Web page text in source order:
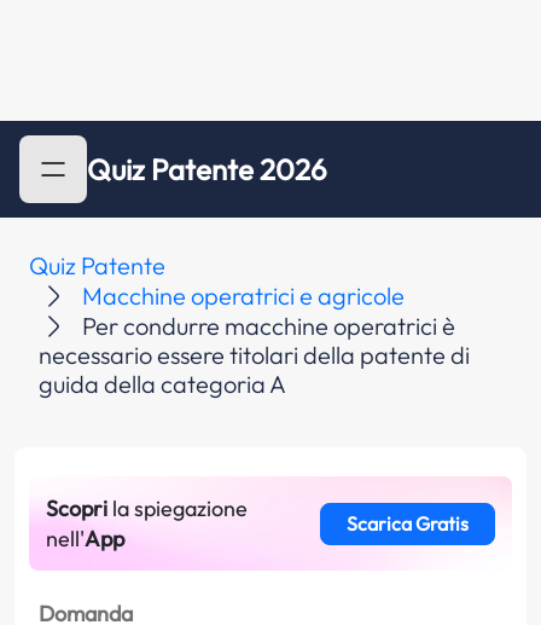
Quiz Patente 2026
Quiz Patente
Macchine operatrici e agricole
Per condurre macchine operatrici è
necessario essere titolari della patente di
guida della categoria A
Scopri la spiegazione
nell'App
Scarica Gratis
Domanda